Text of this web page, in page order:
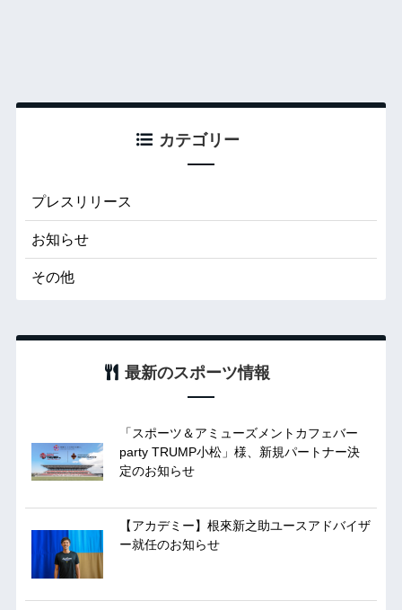
カテゴリー
プレスリリース
お知らせ
その他
最新のスポーツ情報
「スポーツ＆アミューズメントカフェバー
party TRUMP小松」様、新規パートナー決
定のお知らせ
【アカデミー】根來新之助ユースアドバイザ
ー就任のお知らせ